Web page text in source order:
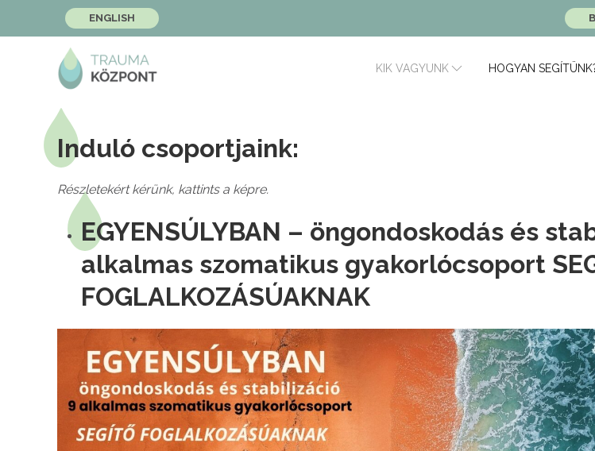
ENGLISH
KIK VAGYUNK HOGYAN
Induló csoportjaink:
Részletekért kérünk, kattints a képre.
EGYENSÚLYBAN – öngondoskodás és
alkalmas szomatikus gyakorlócsoport
FOGLALKOZÁSÚAKNAK